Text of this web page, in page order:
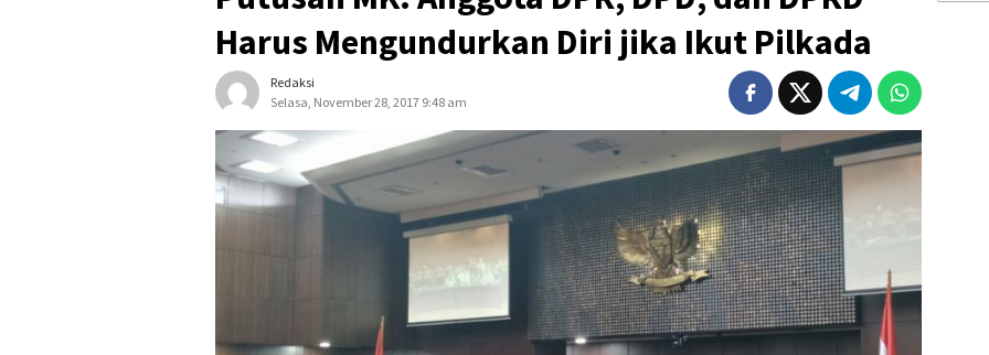
Harus Mengundurkan Diri jika Ikut Pilkada
Redaksi
Selasa, November 28, 2017 9:48 am